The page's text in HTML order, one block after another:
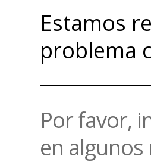
Estamos
problema
Por favor,
en